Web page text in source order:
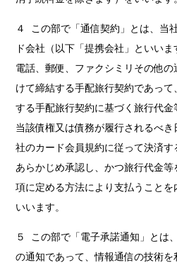
４ この部で「通信契約」とは、当
ド会社（以下「提携会社」といい
電話、郵便、ファクシミリその他
けて締結する手配旅行契約であっ
する手配旅行契約に基づく旅行代金
当該債権又は債務が履行されるべ
社のカード会員規約に従って決済
あらかじめ承認し、かつ旅行代金等
項に定める方法により支払うこと
いいます。
５ この部で「電子承諾通知」とは
の通知であって、情報通信の技術